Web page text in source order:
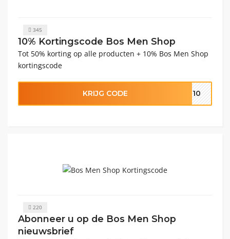
345
10% Kortingscode Bos Men Shop
Tot 50% korting op alle producten + 10% Bos Men Shop
kortingscode
KRIJG CODE F10
220
Abonneer u op de Bos Men Shop
nieuwsbrief